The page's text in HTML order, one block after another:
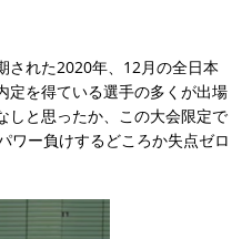
された2020年、12月の全日本
定を得ている選手の多くが出場
しと思ったか、この大会限定で
ワー負けするどころか失点ゼロ